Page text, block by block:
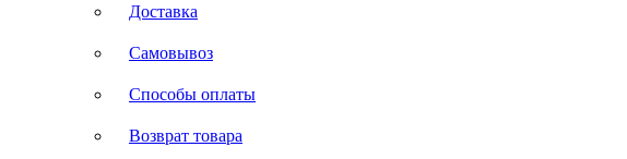
Доставка
Самовывоз
Способы оплаты
Возврат товара